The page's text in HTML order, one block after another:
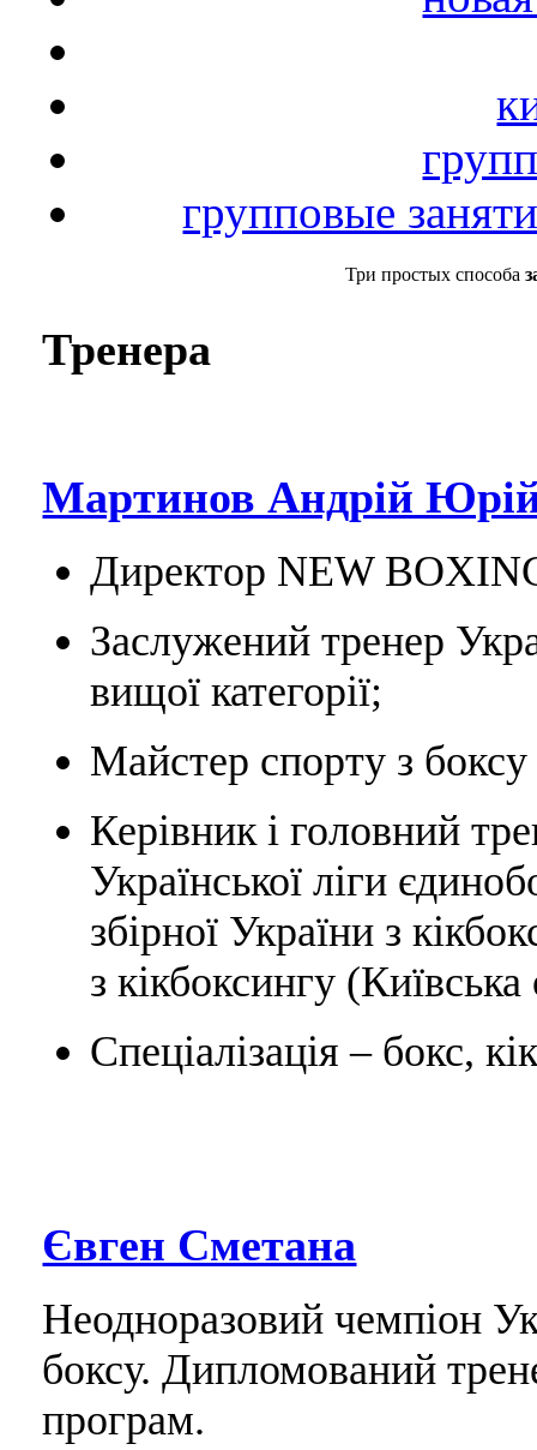
групповые
Три простых способа
Тренера
Мартинов Андрій
Директор NEW
Заслужений тренер
вищої категорії;
Майстер спорту з боксу
Керівник і головний
Української ліги
збірної України з
з кікбоксингу
Спеціалізація – бокс,
Євген Сметана
Неодноразовий чемпіон
боксу. Дипломований
програм.